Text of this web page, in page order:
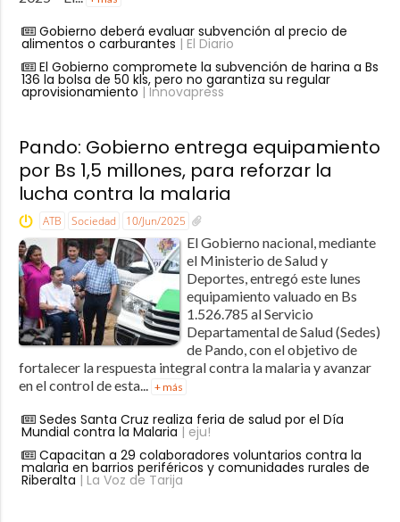
Gobierno deberá evaluar subvención al precio de
alimentos o carburantes | El Diario
El Gobierno compromete la subvención de harina a Bs
136 la bolsa de 50 kls, pero no garantiza su regular
aprovisionamiento | Innovapress
Pando: Gobierno entrega equipamiento
por Bs 1,5 millones, para reforzar la
lucha contra la malaria
ATB Sociedad 10/Jun/2025
El Gobierno nacional, mediante
el Ministerio de Salud y
Deportes, entregó este lunes
equipamiento valuado en Bs
1.526.785 al Servicio
Departamental de Salud (Sedes)
de Pando, con el objetivo de
fortalecer la respuesta integral contra la malaria y avanzar
en el control de esta... + más
Sedes Santa Cruz realiza feria de salud por el Día
Mundial contra la Malaria | eju!
Capacitan a 29 colaboradores voluntarios contra la
malaria en barrios periféricos y comunidades rurales de
Riberalta | La Voz de Tarija